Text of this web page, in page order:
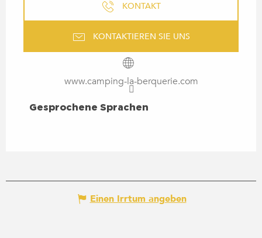
KONTAKT
KONTAKTIEREN SIE UNS
www.camping-la-berquerie.com
GESPROCHENE SPRACHEN
Gesprochene Sprachen
Einen Irrtum angeben